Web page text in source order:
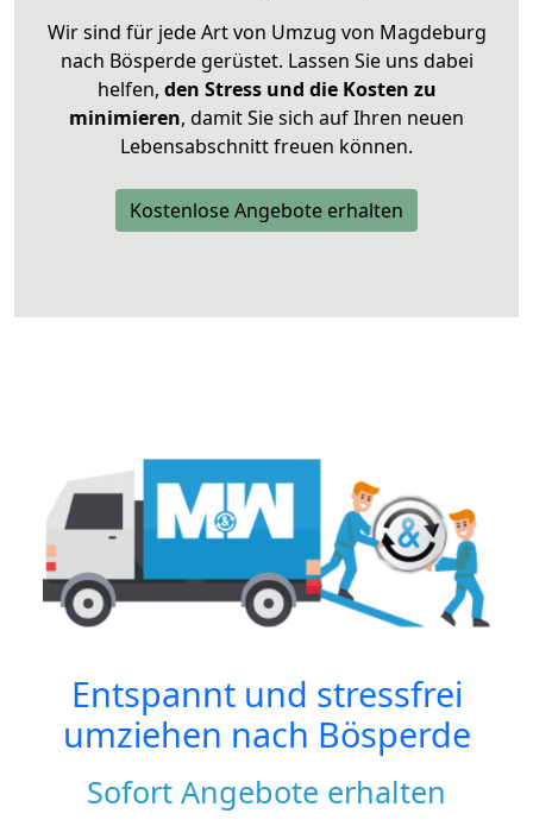
Wir sind für jede Art von Umzug von Magdeburg
nach Bösperde gerüstet. Lassen Sie uns dabei
helfen, den Stress und die Kosten zu
minimieren, damit Sie sich auf Ihren neuen
Lebensabschnitt freuen können.
Kostenlose Angebote erhalten
Entspannt und stressfrei
umziehen nach Bösperde
Sofort Angebote erhalten